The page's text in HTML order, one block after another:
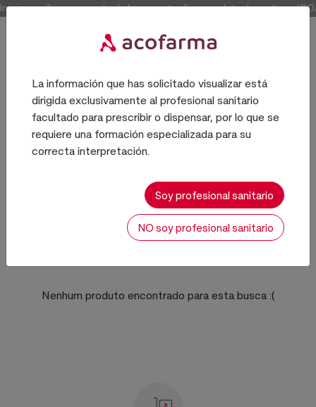
Inicie sessão para aceder à documentação completa dos artigos
COSMETICA
Nenhum produto encontrado para esta busca:(
La información que has solicitado visualizar está
dirigida exclusivamente al profesional sanitario
facultado para prescribir o dispensar, por lo que se
requiere una formación especializada para su
correcta interpretación.
Soy profesional sanitario
NO soy profesional sanitario